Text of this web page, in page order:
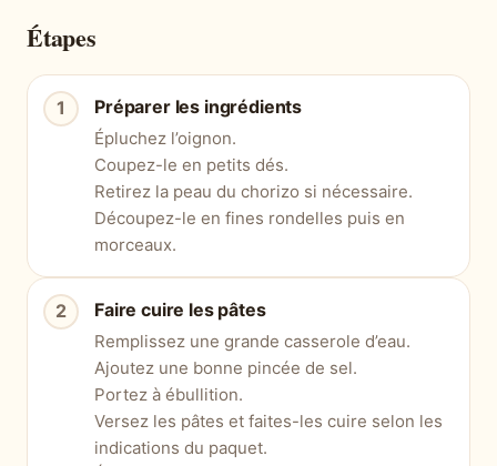
Étapes
Préparer les ingrédients
Épluchez l’oignon.
Coupez-le en petits dés.
Retirez la peau du chorizo si nécessaire.
Découpez-le en fines rondelles puis en
morceaux.
Faire cuire les pâtes
Remplissez une grande casserole d’eau.
Ajoutez une bonne pincée de sel.
Portez à ébullition.
Versez les pâtes et faites-les cuire selon les
indications du paquet.